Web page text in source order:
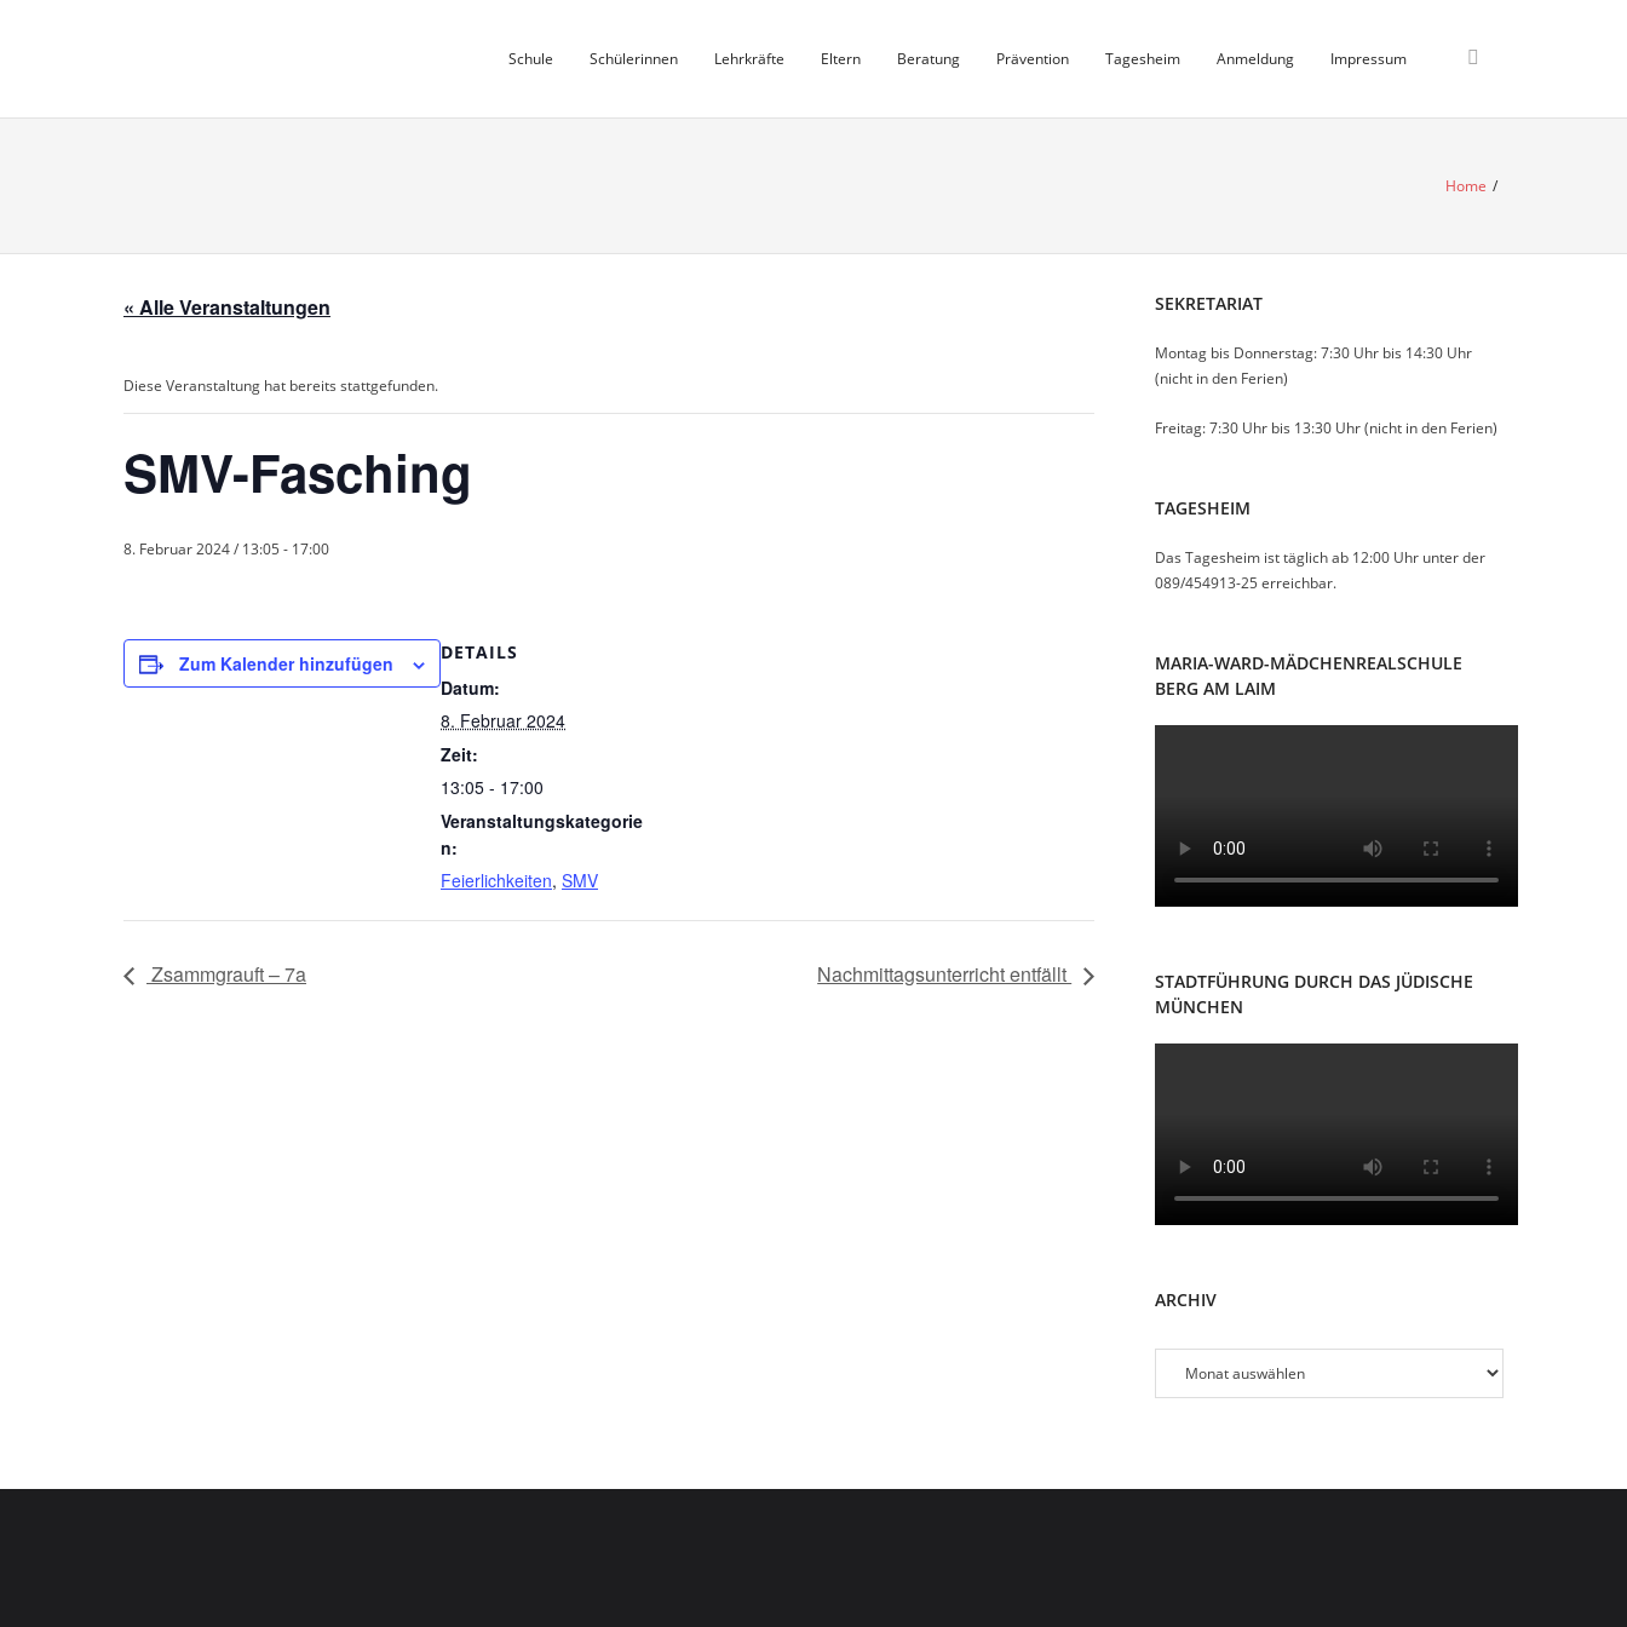
Schule Schülerinnen Lehrkräfte Eltern Beratung Prävention Tagesheim Anmeldung Impressum
Home /
« Alle Veranstaltungen
Diese Veranstaltung hat bereits stattgefunden.
SMV-Fasching
8. Februar 2024 / 13:05 - 17:00
Zum Kalender hinzufügen DETAILS
Datum:
8. Februar 2024
Zeit:
13:05 - 17:00
Veranstaltungskategorie
n:
Feierlichkeiten, SMV
Zsammgrauft – 7a Nachmittagsunterricht entfällt
SEKRETARIAT
Montag bis Donnerstag: 7:30 Uhr bis 14:30 Uhr
(nicht in den Ferien)
Freitag: 7:30 Uhr bis 13:30 Uhr (nicht in den Ferien)
TAGESHEIM
Das Tagesheim ist täglich ab 12:00 Uhr unter der
089/454913-25 erreichbar.
MARIA-WARD-MÄDCHENREALSCHULE
BERG AM LAIM
STADTFÜHRUNG DURCH DAS JÜDISCHE
MÜNCHEN
ARCHIVArchiv